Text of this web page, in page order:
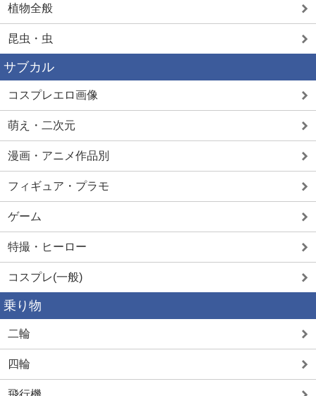
植物全般
昆虫・虫
サブカル
コスプレエロ画像
萌え・二次元
漫画・アニメ作品別
フィギュア・プラモ
ゲーム
特撮・ヒーロー
コスプレ(一般)
乗り物
二輪
四輪